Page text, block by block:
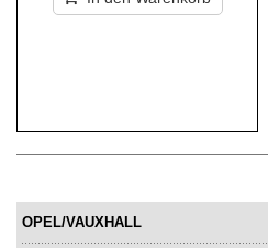
OPEL/VAUXHALL